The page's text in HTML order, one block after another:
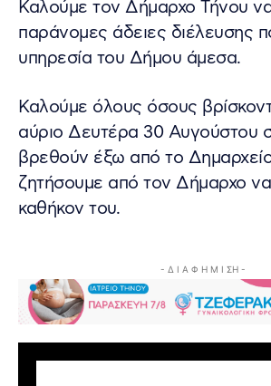
Καλούμε τον Δήμαρχο Τήνου
παράνομες άδειες διέλευσης
υπηρεσία του Δήμου άμεσα.
Καλούμε όλους όσους
αύριο Δευτέρα 30 Αυγούστου
βρεθούν έξω από το
ζητήσουμε από τον Δήμαρχο να
καθήκον του.
- Δ Ι Α Φ Η Μ Ι ΣΗ -